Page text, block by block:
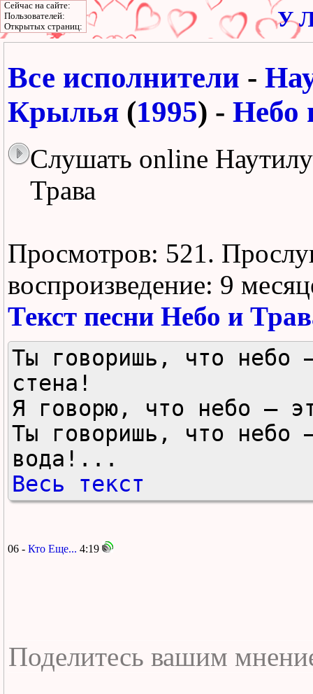
У
Все исполнители -
Крылья (1995) - Небо
Слушать online
Трава
Просмотров: 521.
воспроизведение: 9
Текст песни Небо и
Ты говоришь, что небо
стена!
Я говорю, что небо —
Ты говоришь, что небо
вода!...
Весь текст
06 - Кто Еще... 4:19
Сейчас на сайте:
Пользователей:
Открытых страниц: